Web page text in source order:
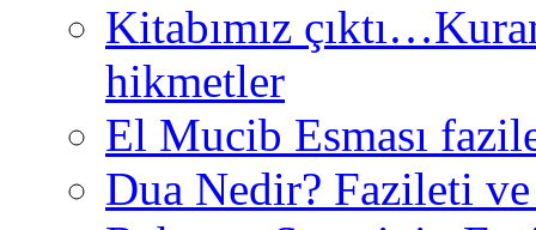
Kitabımız
hikmetler
El Mucib Esması
Dua Nedir? Fazileti